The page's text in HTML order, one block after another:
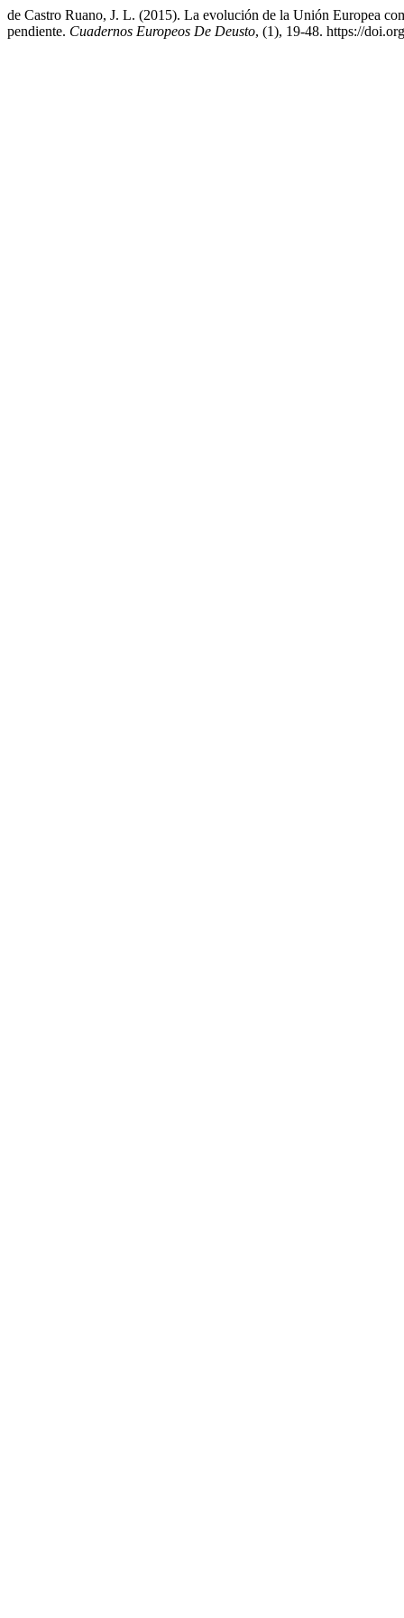
de Castro Ruano, J. L. (2015). La evolución de la Unión Europea
pendiente. Cuadernos Europeos De Deusto, (1), 19-48. https://